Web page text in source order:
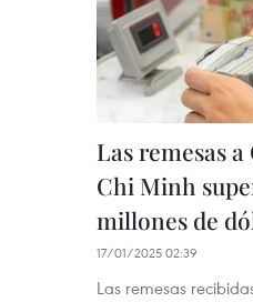
Las remesas
Chi Minh
millones de
17/01/2025 02:39
Las remesas